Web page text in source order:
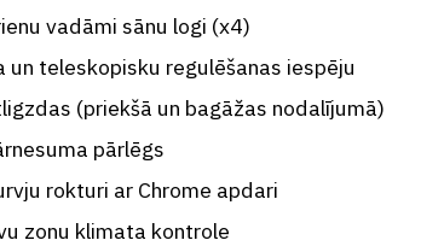
vadāmi sānu logi (x4)
un teleskopisku regulēšanas iespēju
(priekšā un bagāžas nodalījumā)
pārlēgs
rokturi ar Chrome apdari
zonu klimata kontrole